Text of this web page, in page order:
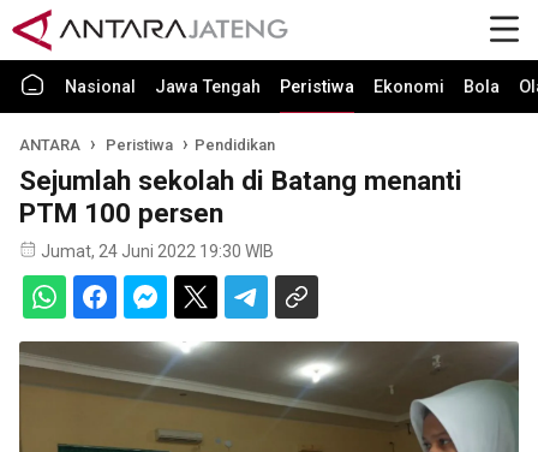
Nasional Jawa Tengah Peristiwa Ekonomi Bola
ANTARA Peristiwa Pendidikan
Sejumlah sekolah di Batang menanti
PTM 100 persen
Jumat, 24 Juni 2022 19:30 WIB